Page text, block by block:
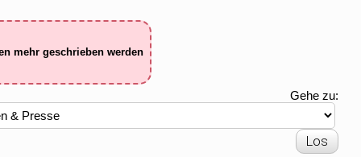
mehr geschrieben werden
Gehe zu: